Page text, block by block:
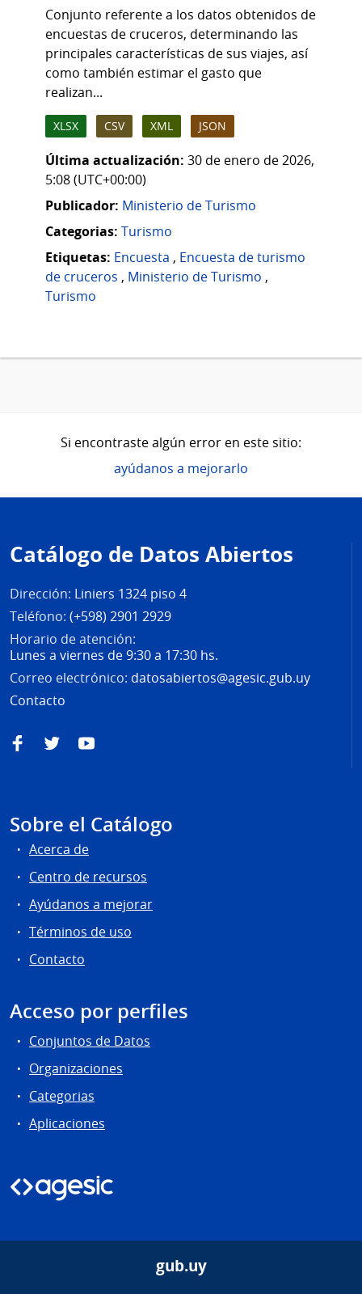
Conjunto referente a los datos obtenidos de
encuestas de cruceros, determinando las
principales características de sus viajes, así
como también estimar el gasto que
realizan...
XLSX CSV XML JSON
Última actualización: 30 de enero de 2026,
5:08 (UTC+00:00)
Publicador: Ministerio de Turismo
Categorias: Turismo
Etiquetas: Encuesta , Encuesta de turismo
de cruceros , Ministerio de Turismo ,
Turismo
Si encontraste algún error en este sitio:
ayúdanos a mejorarlo
de
página
Catálogo de Datos Abiertos
Dirección: Liniers 1324 piso 4
Teléfono: (+598) 2901 2929
Horario de atención:
Lunes a viernes de 9:30 a 17:30 hs.
Correo electrónico: datosabiertos@agesic.gub.uy
Contacto
FacebookTwitterYouTube
Sobre el Catálogo
Acerca de
Centro de recursos
Ayúdanos a mejorar
Términos de uso
Contacto
Acceso por perfiles
Conjuntos de Datos
Organizaciones
Categorias
Aplicaciones
gub.uy